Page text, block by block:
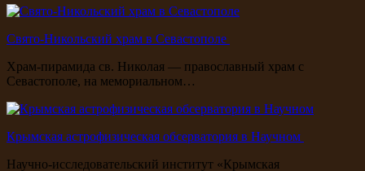
Свято-Никольский храм в Севастополе
Храм-пирамида св. Николая — православный храм с
Севастополе, на мемориальном…
Крымская астрофизическая обсерватория в Научном
Научно-исследовательский институт «Крымская